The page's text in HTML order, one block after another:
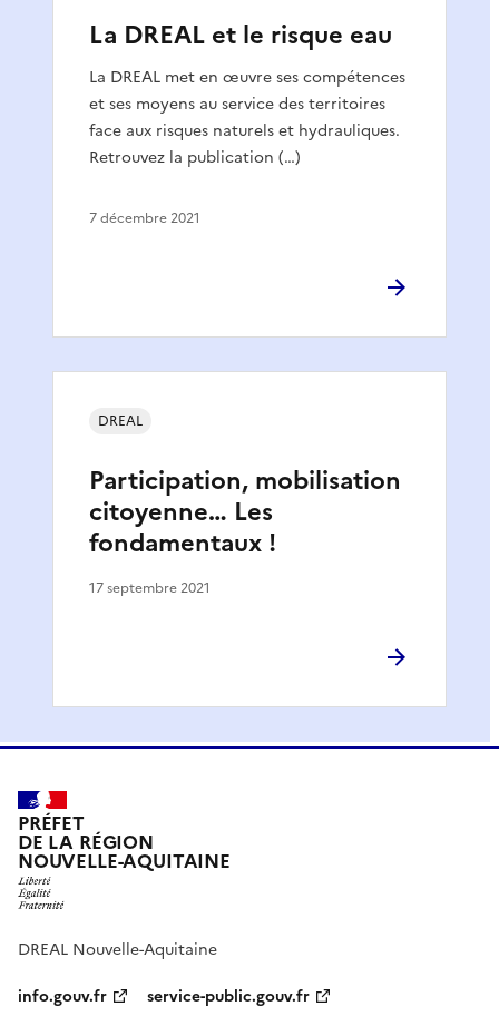
La DREAL et le risque eau
La DREAL met en œuvre ses compétences
et ses moyens au service des territoires
face aux risques naturels et hydrauliques.
Retrouvez la publication (…)
7 décembre 2021
Participation, mobilisation
citoyenne… Les
fondamentaux !
DREAL
17 septembre 2021
PRÉFET
DE LA RÉGION
NOUVELLE-AQUITAINE
DREAL Nouvelle-Aquitaine
info.gouv.fr
service-public.gouv.fr